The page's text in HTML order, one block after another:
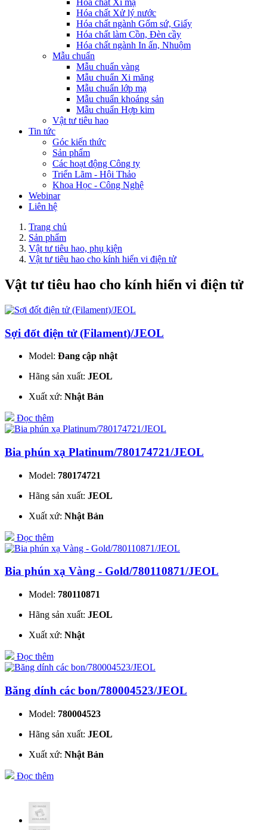
Hóa chất Xi mạ
Hóa chất Xử lý nước
Hóa chất ngành Gốm sứ, Giấy
Hóa chất làm Cồn, Đèn cầy
Hóa chất ngành In ấn, Nhuộm
Mẫu chuẩn
Mẫu chuẩn vàng
Mẫu chuẩn Xi măng
Mẫu chuẩn lớp mạ
Mẫu chuẩn khoáng sản
Mẫu chuẩn Hợp kim
Vật tư tiêu hao
Tin tức
Góc kiến thức
Sản phẩm
Các hoạt động Công ty
Triển Lãm - Hội Thảo
Khoa Học - Công Nghệ
Webinar
Liên hệ
Trang chủ
Sản phẩm
Vật tư tiêu hao, phụ kiện
Vật tư tiêu hao cho kính hiển vi điện tử
Vật tư tiêu hao cho kính hiển vi điện tử
Sợi đốt điện tử (Filament)/JEOL
Model: Đang cập nhật
Hãng sản xuất: JEOL
Xuất xứ: Nhật Bản
Đọc thêm
Bia phún xạ Platinum/780174721/JEOL
Model: 780174721
Hãng sản xuất: JEOL
Xuất xứ: Nhật Bản
Đọc thêm
Bia phún xạ Vàng - Gold/780110871/JEOL
Model: 780110871
Hãng sản xuất: JEOL
Xuất xứ: Nhật
Đọc thêm
Băng dính các bon/780004523/JEOL
Model: 780004523
Hãng sản xuất: JEOL
Xuất xứ: Nhật Bản
Đọc thêm